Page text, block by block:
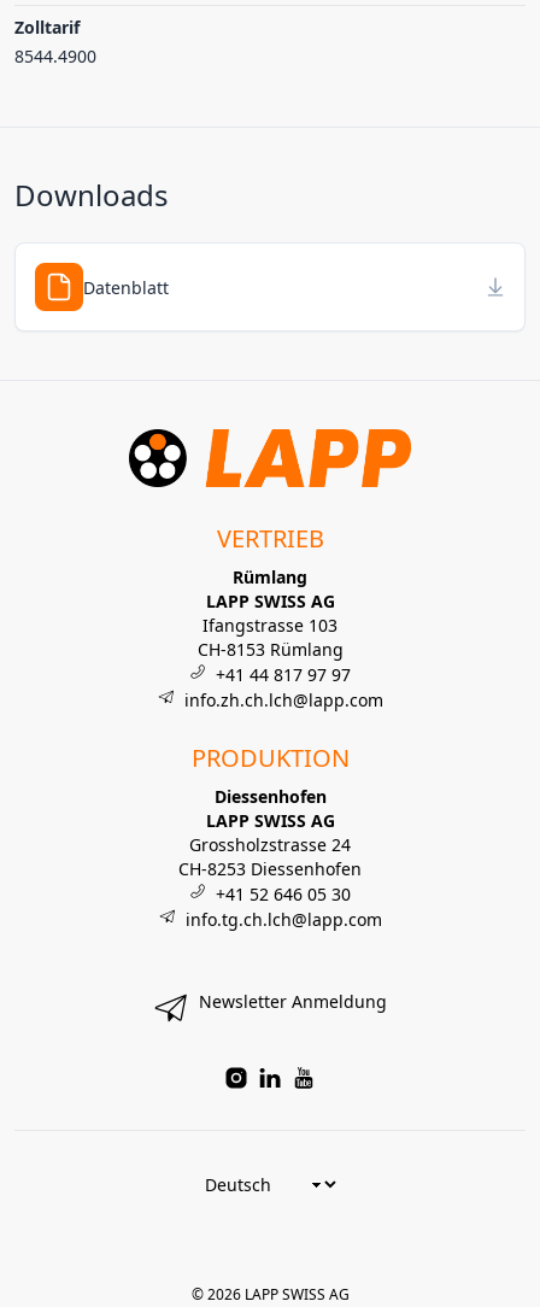
Zolltarif
8544.4900
Downloads
Datenblatt
VERTRIEB
Rümlang
LAPP SWISS AG
Ifangstrasse 103
CH-8153 Rümlang
+41 44 817 97 97
info.zh.ch.lch@lapp.com
PRODUKTION
Diessenhofen
LAPP SWISS AG
Grossholzstrasse 24
CH-8253 Diessenhofen
+41 52 646 05 30
info.tg.ch.lch@lapp.com
Newsletter Anmeldung
© 2026 LAPP SWISS AG